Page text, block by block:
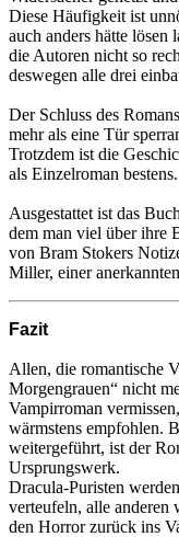
Diese Häufigkeit ist
auch anders hätte lösen
die Autoren nicht so
deswegen alle drei
Der Schluss des
mehr als eine Tür
Trotzdem ist die
als Einzelroman bestens.
Ausgestattet ist das
dem man viel über ihre
von Bram Stokers
Miller, einer
Fazit
Allen, die romantische
Morgengrauen“ nicht
Vampirroman
wärmstens empfohlen.
weitergeführt, ist der
Ursprungswerk.
Dracula-Puristen
verteufeln, alle anderen
den Horror zurück ins